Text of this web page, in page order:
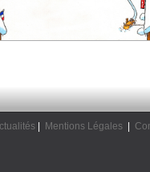
| Mentions Légales|